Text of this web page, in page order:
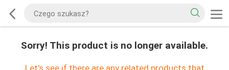
Sorry! This product is no longer available.
Let's see if there are any related products that